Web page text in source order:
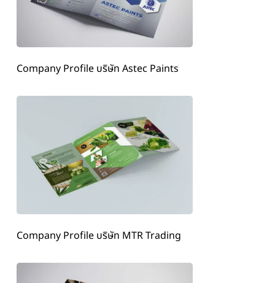
Company Profile บริษัท Astec Paints
Company Profile บริษัท MTR Trading